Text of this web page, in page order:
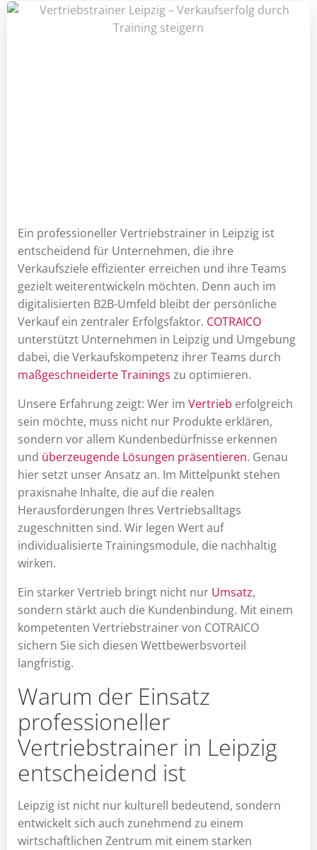
Ein professioneller Vertriebstrainer in Leipzig ist
entscheidend für Unternehmen, die ihre
Verkaufsziele effizienter erreichen und ihre Teams
gezielt weiterentwickeln möchten. Denn auch im
digitalisierten B2B-Umfeld bleibt der persönliche
Verkauf ein zentraler Erfolgsfaktor. COTRAICO
unterstützt Unternehmen in Leipzig und Umgebung
dabei, die Verkaufskompetenz ihrer Teams durch
maßgeschneiderte Trainings zu optimieren.
Unsere Erfahrung zeigt: Wer im Vertrieb erfolgreich
sein möchte, muss nicht nur Produkte erklären,
sondern vor allem Kundenbedürfnisse erkennen
und überzeugende Lösungen präsentieren. Genau
hier setzt unser Ansatz an. Im Mittelpunkt stehen
praxisnahe Inhalte, die auf die realen
Herausforderungen Ihres Vertriebsalltags
zugeschnitten sind. Wir legen Wert auf
individualisierte Trainingsmodule, die nachhaltig
wirken.
Ein starker Vertrieb bringt nicht nur Umsatz,
sondern stärkt auch die Kundenbindung. Mit einem
kompetenten Vertriebstrainer von COTRAICO
sichern Sie sich diesen Wettbewerbsvorteil
langfristig.
Warum der Einsatz
professioneller
Vertriebstrainer in Leipzig
entscheidend ist
Leipzig ist nicht nur kulturell bedeutend, sondern
entwickelt sich auch zunehmend zu einem
wirtschaftlichen Zentrum mit einem starken